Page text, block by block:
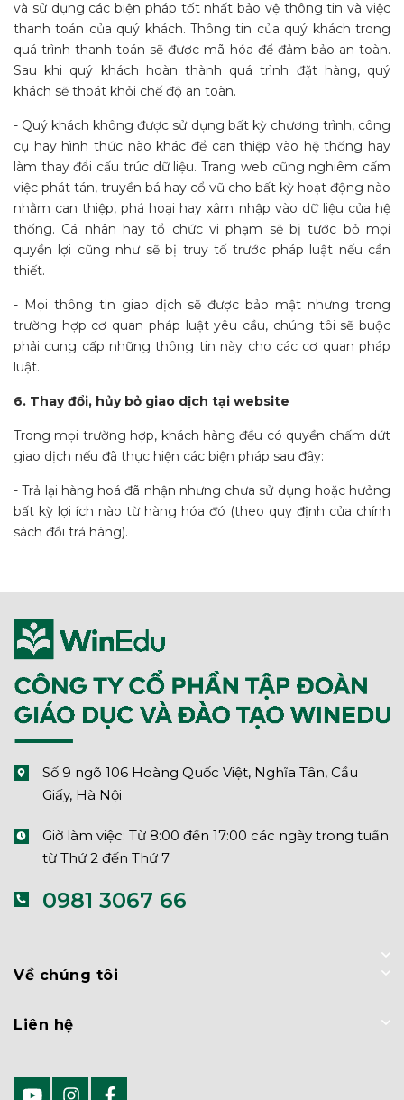
và sử dụng các biện pháp tốt nhất bảo vệ thông tin và việc
thanh toán của quý khách. Thông tin của quý khách trong
quá trình thanh toán sẽ được mã hóa để đảm bảo an toàn.
Sau khi quý khách hoàn thành quá trình đặt hàng, quý
khách sẽ thoát khỏi chế độ an toàn.
- Quý khách không được sử dụng bất kỳ chương trình, công
cụ hay hình thức nào khác để can thiệp vào hệ thống hay
làm thay đổi cấu trúc dữ liệu. Trang web cũng nghiêm cấm
việc phát tán, truyền bá hay cổ vũ cho bất kỳ hoạt động nào
nhằm can thiệp, phá hoại hay xâm nhập vào dữ liệu của hệ
thống. Cá nhân hay tổ chức vi phạm sẽ bị tước bỏ mọi
quyền lợi cũng như sẽ bị truy tố trước pháp luật nếu cần
thiết.
- Mọi thông tin giao dịch sẽ được bảo mật nhưng trong
trường hợp cơ quan pháp luật yêu cầu, chúng tôi sẽ buộc
phải cung cấp những thông tin này cho các cơ quan pháp
luật.
6. Thay đổi, hủy bỏ giao dịch tại website
Trong mọi trường hợp, khách hàng đều có quyền chấm dứt
giao dịch nếu đã thực hiện các biện pháp sau đây:
- Trả lại hàng hoá đã nhận nhưng chưa sử dụng hoặc hưởng
bất kỳ lợi ích nào từ hàng hóa đó (theo quy định của chính
sách đổi trả hàng).
Số 9 ngõ 106 Hoàng Quốc Việt, Nghĩa Tân, Cầu
Giấy, Hà Nội
Giờ làm việc: Từ 8:00 đến 17:00 các ngày trong tuần
từ Thứ 2 đến Thứ 7
0981 3067 66
Về chúng tôi
Liên hệ